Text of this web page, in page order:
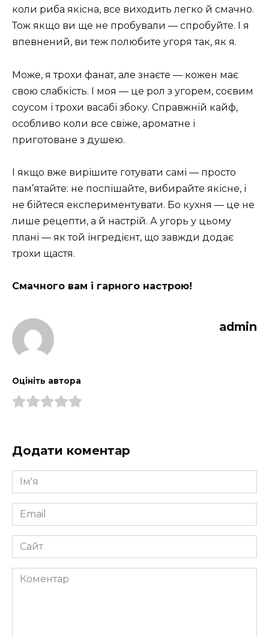
коли риба якісна, все виходить легко й смачно.
Тож якщо ви ще не пробували — спробуйте. І я
впевнений, ви теж полюбите угоря так, як я.
Може, я трохи фанат, але знаєте — кожен має
свою слабкість. І моя — це рол з угорем, соєвим
соусом і трохи васабі збоку. Справжній кайф,
особливо коли все свіже, ароматне і
приготоване з душею.
І якщо вже вирішите готувати самі — просто
пам’ятайте: не поспішайте, вибирайте якісне, і
не бійтеся експериментувати. Бо кухня — це не
лише рецепти, а й настрій. А угорь у цьому
плані — як той інгредієнт, що завжди додає
трохи щастя.
Смачного вам і гарного настрою!
admin
Оцініть автора
Додати коментар
Ім'я
*
Email
*
Сайт
Коментар